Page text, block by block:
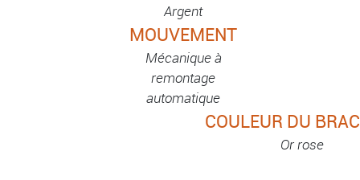
Argent
MOUVEMENT
Mécanique à
remontage
automatique
COULEUR DU
Or rose